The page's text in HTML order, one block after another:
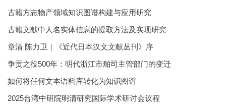
古籍方志物产领域知识图谱构建与应用研究
古籍文献中人名实体信息的提取方法及实现研究
章清 陈力卫｜《近代日本汉文文献丛刊》序
争贡之役500年：明代浙江市舶司主管部门的变迁
如何将任何文本语料库转化为知识图谱
2025台湾中研院明清研究国际学术研讨会议程